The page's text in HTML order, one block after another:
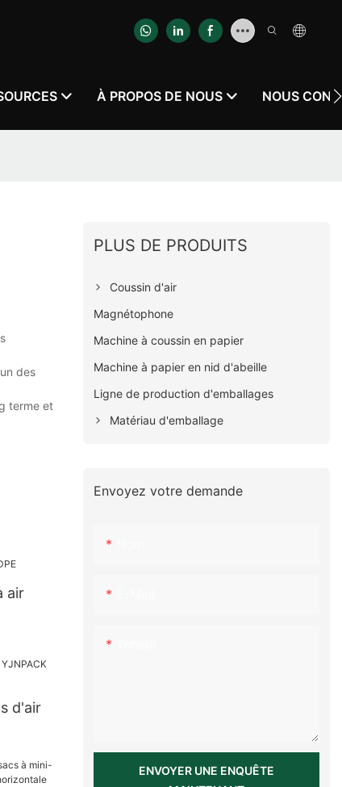
À PROPOS DE NOUS NOUS
des
terme et
air
d'air
PLUS DE PRODUITS
Coussin d'air
Magnétophone
Machine à coussin en papier
Machine à papier en nid d'abeille
Ligne de production d'emballages
Matériau d'emballage
Envoyez votre demande
ENVOYER UNE ENQUÊTE